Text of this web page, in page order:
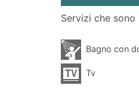
Servizi che
Bagno con
Tv